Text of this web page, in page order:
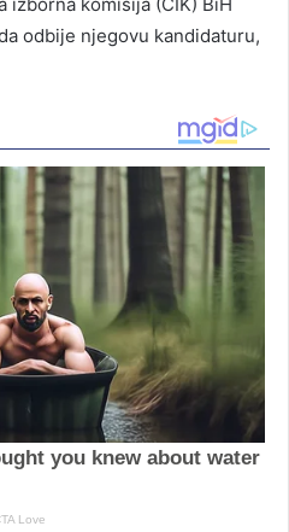
odbije njegovu kandidaturu,